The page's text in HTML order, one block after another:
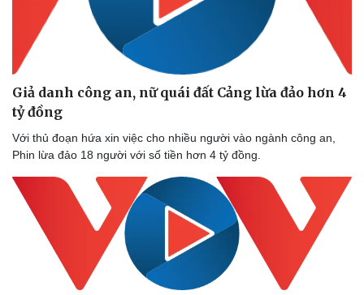
Thể thao
Bóng đá
Lịch thi đấu bóng đá
Thế giới thể thao
Ô tô - Xe máy
Ô tô
Xe máy
Tư vấn
Giả danh công an, nữ quái đất Cảng lừa đảo hơn 4
tỷ đồng
Với thủ đoạn hứa xin việc cho nhiều người vào ngành công an,
Phin lừa đảo 18 người với số tiền hơn 4 tỷ đồng.